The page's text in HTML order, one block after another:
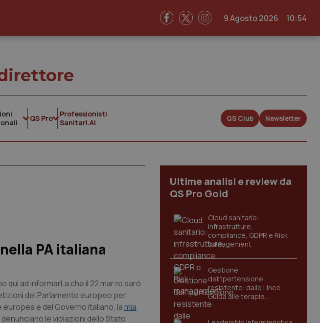
9 Agosto 2026 10:54
QS Pro
Professionisti
Sanitari.AI
QS Club Newsletter
PA italiana
qui ad informarLa che il 22 marzo sarò
del Parlamento europeo per
e del Governo italiano, lamia
le violazioni dello Stato
Ultime analisi e review da
QS Pro Gold
Cloud sanitario:
infrastrutture,
compliance, GDPR e Risk
management
Gestione
dell'Ipertensione
resistente: dalle Linee
Guida alle terapie
innovative